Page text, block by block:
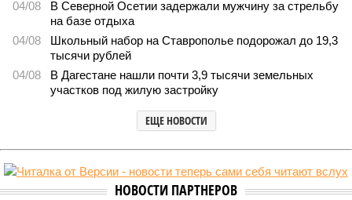
04/08
В Северной Осетии задержали мужчину за стрельбу
на базе отдыха
04/08
Школьный набор на Ставрополье подорожал до 19,3
тысячи рублей
04/08
В Дагестане нашли почти 3,9 тысячи земельных
участков под жилую застройку
ЕЩЕ НОВОСТИ
НОВОСТИ ПАРТНЕРОВ